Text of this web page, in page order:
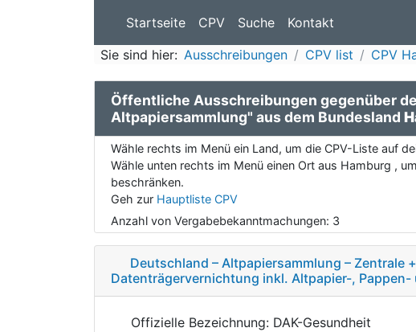
Startseite CPV Suche Kontakt
Sie sind hier: Ausschreibungen CPV list CPV
Öffentliche Ausschreibungen gegenüber
Altpapiersammlung" aus dem Bundesland
Wähle rechts im Menü ein Land, um die CPV-Liste auf
Wähle unten rechts im Menü einen Ort aus Hamburg ,
beschränken.
Geh zur Hauptliste CPV
Anzahl von Vergabebekanntmachungen: 3
Deutschland – Altpapiersammlung – Zentrale
Datenträgervernichtung inkl. Altpapier-,
Offizielle Bezeichnung: DAK-Gesundheit